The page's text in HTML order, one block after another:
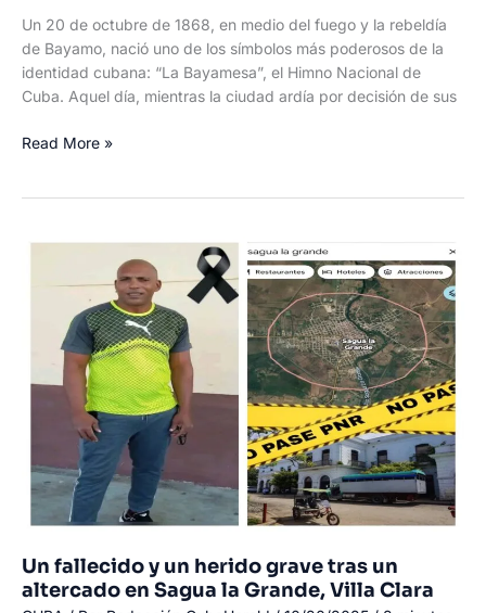
Un 20 de octubre de 1868, en medio del fuego y la rebeldía
de Bayamo, nació uno de los símbolos más poderosos de la
identidad cubana: “La Bayamesa”, el Himno Nacional de
Cuba. Aquel día, mientras la ciudad ardía por decisión de sus
Un
historia
el
Nacional,
eterno
de
libertad
Read More »
Un fallecido y un herido grave tras un
altercado en Sagua la Grande, Villa Clara